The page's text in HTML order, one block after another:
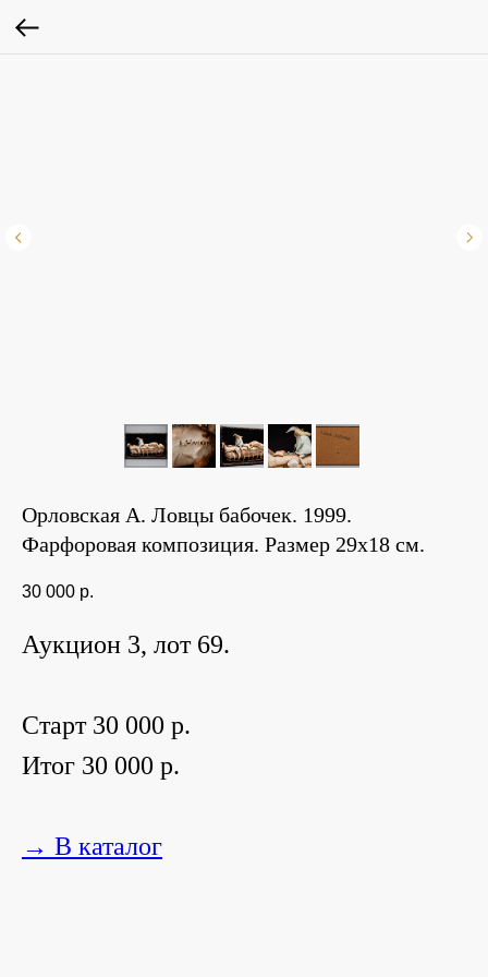
Орловская А. Ловцы бабочек. 1999.
Фарфоровая композиция. Размер 29х18 см.
30 000 р.
Аукцион 3, лот 69.
Старт 30 000 р.
Итог 30 000 р.
→ В каталог